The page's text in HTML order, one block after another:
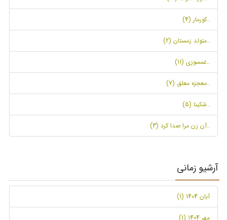
..کورمار (4)
..متولد زمستان (2)
..غمسوزی (11)
..معجزه معلق (7)
..شکینا (5)
..آن زن مرا صدا کرد (3)
آرشیو زمانی
آبان 1404 (1)
مهر 1404 (1)